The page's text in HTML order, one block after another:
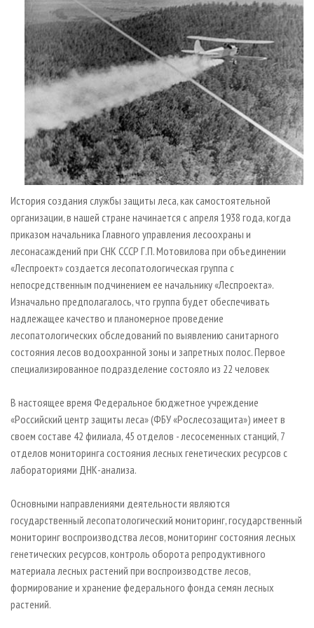
ПРОИЗВОДСТВО ДРЕВЕСНЫХ ПЛИТ
ДЕРЕВЯННОЕ ДОМОСТРОЕНИЕ
ПРОИЗВОДСТВО МЕБЕЛИ
БИОЭНЕРГЕТИКА
ЦБП
ИНСТРУМЕНТ И МАТЕРИАЛЫ
МОБИЛЬНЫЕ ВЫСТАВКИ
ОФИЦИАЛЬНЫЕ ДЕЛЕГАЦИИ
ПРИОРИТЕТНЫЕ ИНВЕСТПРОЕКТЫ
RUSSIAN FORESTRY REVIEW
ГАЗЕТА ЛЕСПРОМФОРУМ
БИБЛИОТЕКА СПЕЦИАЛИСТА
РЕКЛАМА НА САЙТЕ
История создания службы защиты леса, как самостоятельной
организации, в нашей стране начинается с апреля 1938 года, когда
приказом начальника Главного управления лесоохраны и
лесонасаждений при СНК СССР Г.П. Мотовилова при объединении
«Леспроект» создается лесопатологическая группа с
непосредственным подчинением ее начальнику «Леспроекта».
Изначально предполагалось, что группа будет обеспечивать
надлежащее качество и планомерное проведение
лесопатологических обследований по выявлению санитарного
состояния лесов водоохранной зоны и запретных полос. Первое
специализированное подразделение состояло из 22 человек
В настоящее время Федеральное бюджетное учреждение
«Российский центр защиты леса» (ФБУ «Рослесозащита») имеет в
своем составе 42 филиала, 45 отделов - лесосеменных станций, 7
отделов мониторинга состояния лесных генетических ресурсов с
лабораториями ДНК-анализа.
Основными направлениями деятельности являются
государственный лесопатологический мониторинг, государственный
мониторинг воспроизводства лесов, мониторинг состояния лесных
генетических ресурсов, контроль оборота репродуктивного
материала лесных растений при воспроизводстве лесов,
формирование и хранение федерального фонда семян лесных
растений.